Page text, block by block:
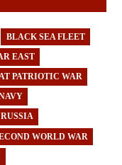
BLACK SEA FLEET
EAST
PATRIOTIC WAR
RUSSIA
WORLD WAR